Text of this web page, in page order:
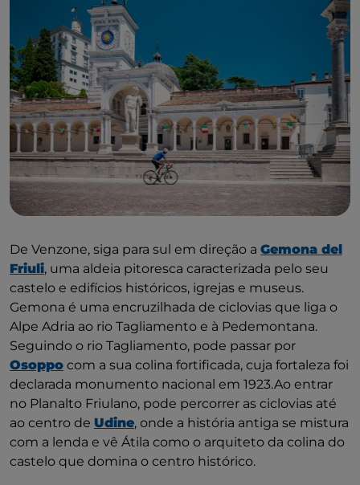
De Venzone, siga para sul em direção a Gemona del
Friuli, uma aldeia pitoresca caracterizada pelo seu
castelo e edifícios históricos, igrejas e museus.
Gemona é uma encruzilhada de ciclovias que liga o
Alpe Adria ao rio Tagliamento e à Pedemontana.
Seguindo o rio Tagliamento, pode passar por
Osoppo com a sua colina fortificada, cuja fortaleza foi
declarada monumento nacional em 1923.Ao entrar
no Planalto Friulano, pode percorrer as ciclovias até
ao centro de Udine, onde a história antiga se mistura
com a lenda e vê Átila como o arquiteto da colina do
castelo que domina o centro histórico.